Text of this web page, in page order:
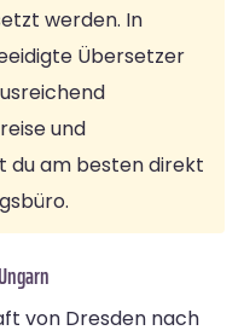
werden. In
Übersetzer
und
du am besten direkt
von Dresden nach